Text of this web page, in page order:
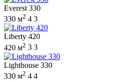
Everest 330
330 м2 4 3
Liberty 420
420 м2 3 3
Lighthouse 330
330 м2 4 4